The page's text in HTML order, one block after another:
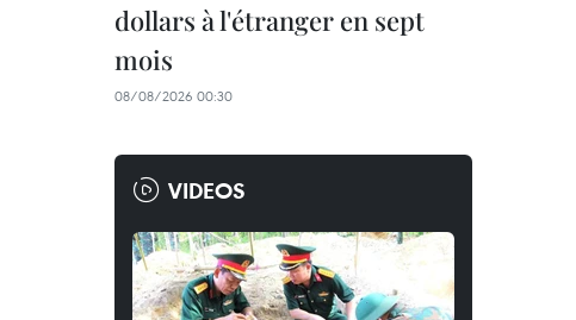
dollars à l'étranger en sept
mois
08/08/2026 00:30
VIDEOS